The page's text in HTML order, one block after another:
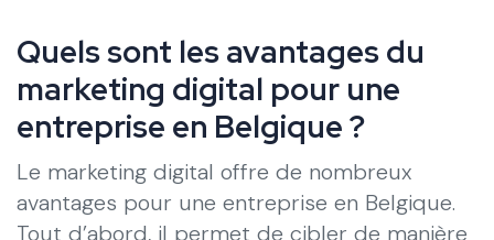
Quels sont les avantages du
marketing digital pour une
entreprise en Belgique ?
Le marketing digital offre de nombreux
avantages pour une entreprise en Belgique.
Tout d’abord, il permet de cibler de manière